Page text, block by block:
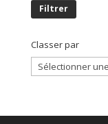
Filtrer
Classer par